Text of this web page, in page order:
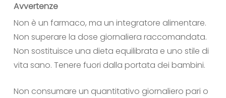
Avvertenze
Non è un farmaco, ma un integratore alimentare.
Non superare la dose giornaliera raccomandata.
Non sostituisce una dieta equilibrata e uno stile di
vita sano. Tenere fuori dalla portata dei bambini.
Non consumare un quantitativo giornaliero pari o